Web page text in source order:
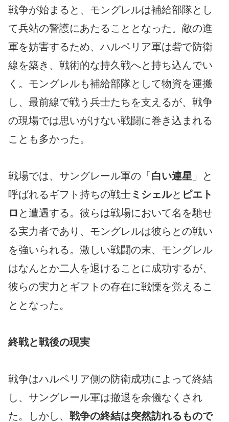
戦争が始まると、モングレルは補給部隊とし
て兵站の警護にあたることとなった。敵の進
軍を妨害するため、ハルペリア軍は砦で防衛
線を築き、戦術的な持久戦へと持ち込んでい
く。モングレルも補給部隊として物資を運搬
し、最前線で戦う兵士たちを支えるが、戦争
の現場では思いがけない戦闘に巻き込まれる
ことも多かった。
戦場では、サングレール軍の「 白い連星 」と
呼ばれるギフト持ちの戦士ミシェルと ピエト
ロ と遭遇する。彼らは戦場において名を馳せ
る実力者であり、モングレルは彼らとの戦い
を強いられる。激しい戦闘の末、モングレル
はなんとか二人を退けることに成功するが、
彼らの実力とギフトの存在に戦慄を覚えるこ
ととなった。
終戦と戦後の現実
戦争はハルペリア側の防衛成功によって終結
し、サングレール軍は撤退を余儀なくされ
た。しかし、 戦争の終結は突然訪れるもので